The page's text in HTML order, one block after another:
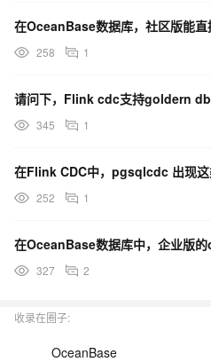
在OceanBase数据库，社区版能直
258 1
请问下，Flink cdc支持goldern
345 1
252 1
327 2
收录在圈子:
OceanBase